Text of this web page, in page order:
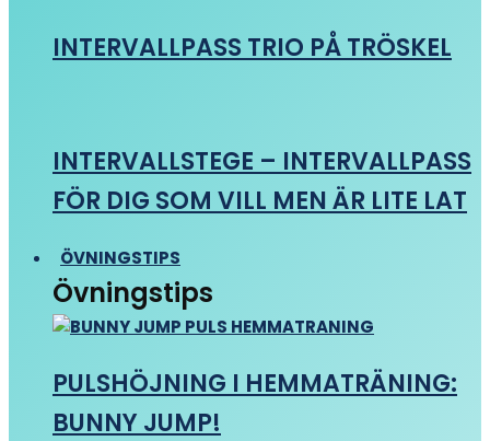
INTERVALLPASS TRIO PÅ TRÖSKEL
INTERVALLSTEGE – INTERVALLPASS
FÖR DIG SOM VILL MEN ÄR LITE LAT
ÖVNINGSTIPS
Övningstips
PULSHÖJNING I HEMMATRÄNING:
BUNNY JUMP!